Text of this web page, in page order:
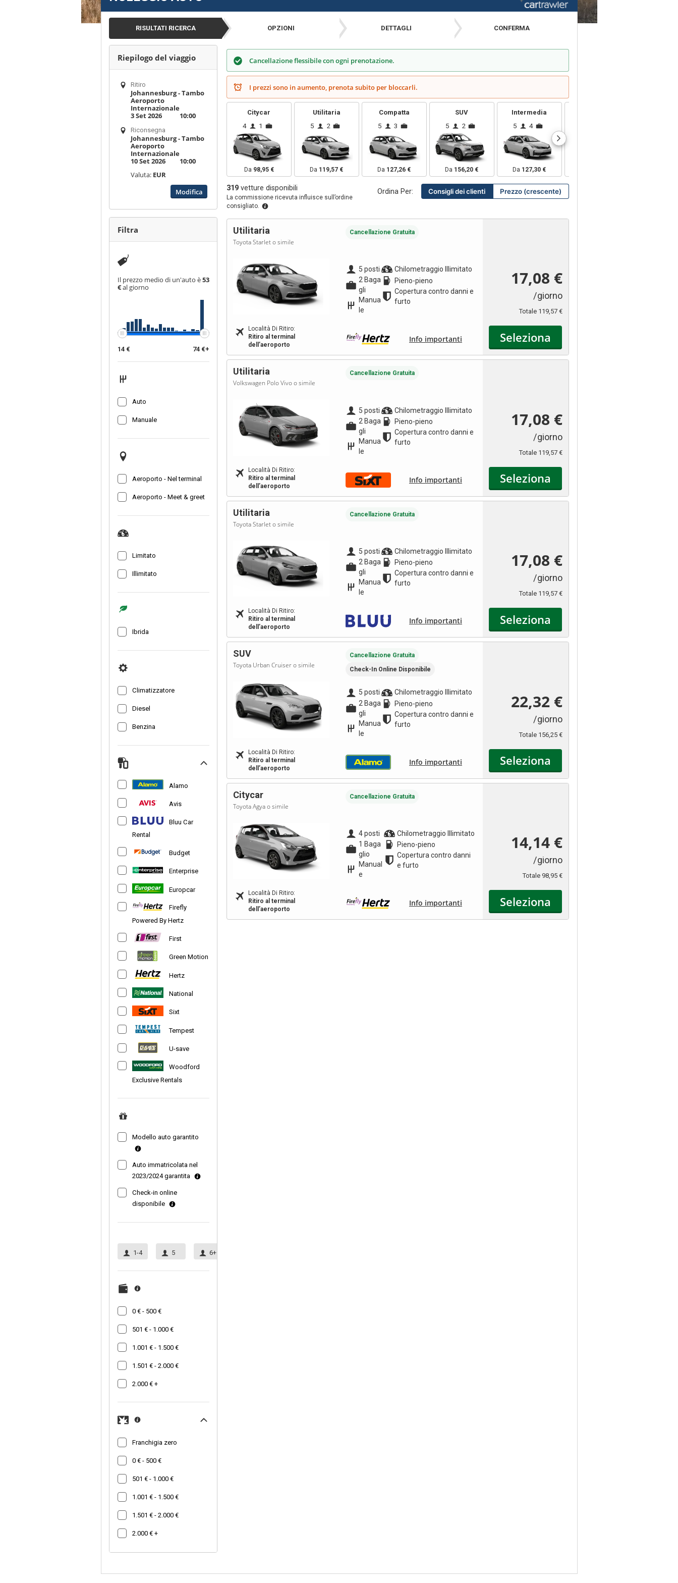
a
RISULTATI RICERCA OPZIONI DETTAGLI CONFERMA
Riepilogo del viaggio
Ritiro
Johannesburg - Tambo
Aeroporto
Internazionale
3 Set 2026
10:00
Riconsegna
Johannesburg - Tambo
Aeroporto
Internazionale
10 Set 2026
10:00
Valuta: EUR
Modifica
Filtra
Il prezzo medio di un'auto è53
€al giorno
14 € 74 €+
Auto
Manuale
Aeroporto - Nel terminal
Aeroporto - Meet & greet
Limitato
Illimitato
Ibrida
Climatizzatore
Diesel
Benzina
Alamo
Avis
Bluu Car
Rental
Budget
Enterprise
Europcar
Firefly
Powered By Hertz
First
Green Motion
Hertz
National
Sixt
Tempest
U-save
Woodford
Exclusive Rentals
Modello auto garantito
Auto immatricolata nel
2023/2024 garantita
Check-in online
disponibile
1-4 5 6+
0 € - 500 €
501 € - 1.000 €
1.001 € - 1.500 €
1.501 € - 2.000 €
2.000 € +
Franchigia zero
0 € - 500 €
501 € - 1.000 €
1.001 € - 1.500 €
1.501 € - 2.000 €
2.000 € +
Cancellazione flessibile con ogni prenotazione.
I prezzi sono in aumento, prenota subito per bloccarli.
Citycar
4 1
Da 98,95 €
Utilitaria
5 2
Da 119,57 €
Compatta
5 3
Da 127,26 €
SUV
5 2
Da 156,20 €
Intermedia
5 4
Da 127,30 €
319vetture disponibili
La commissione ricevuta influisce sull’ordine
consigliato.
Ordina Per: Consigli dei clienti prezzo (crescente)
Utilitaria
Toyota Starlet o simile
Località Di Ritiro:
Ritiro al terminal
dell’aeroporto
Cancellazione Gratuita
5 posti
2 Baga
gli
Manua
le
Chilometraggio Illimitato
Pieno-pieno
Copertura contro danni e
furto
Info importanti
17,08 €
/giorno
Totale 119,57 €
Seleziona
Utilitaria
Volkswagen Polo Vivo o simile
Località Di Ritiro:
Ritiro al terminal
dell’aeroporto
Cancellazione Gratuita
5 posti
2 Baga
gli
Manua
le
Chilometraggio Illimitato
Pieno-pieno
Copertura contro danni e
furto
Info importanti
17,08 €
/giorno
Totale 119,57 €
Seleziona
Utilitaria
Toyota Starlet o simile
Località Di Ritiro:
Ritiro al terminal
dell’aeroporto
Cancellazione Gratuita
5 posti
2 Baga
gli
Manua
le
Chilometraggio Illimitato
Pieno-pieno
Copertura contro danni e
furto
Info importanti
17,08 €
/giorno
Totale 119,57 €
Seleziona
SUV
Toyota Urban Cruiser o simile
Località Di Ritiro:
Ritiro al terminal
dell’aeroporto
Cancellazione Gratuita
Check-In Online Disponibile
5 posti
2 Baga
gli
Manua
le
Chilometraggio Illimitato
Pieno-pieno
Copertura contro danni e
furto
Info importanti
22,32 €
/giorno
Totale 156,25 €
Seleziona
Citycar
Toyota Agya o simile
Località Di Ritiro:
Ritiro al terminal
dell’aeroporto
Cancellazione Gratuita
4 posti
1 Baga
glio
Manual
e
Chilometraggio Illimitato
Pieno-pieno
Copertura contro danni
e furto
Info importanti
14,14 €
/giorno
Totale 98,95 €
Seleziona